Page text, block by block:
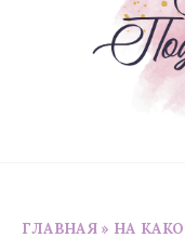
ГЛАВНАЯ » НА